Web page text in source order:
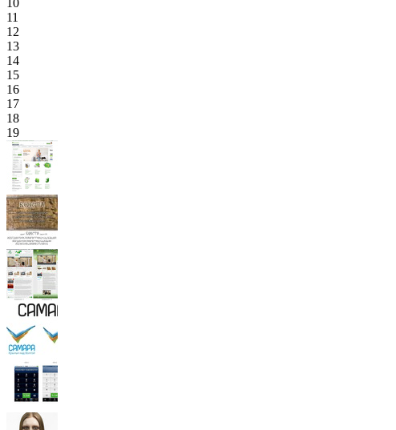
10
11
12
13
14
15
16
17
18
19